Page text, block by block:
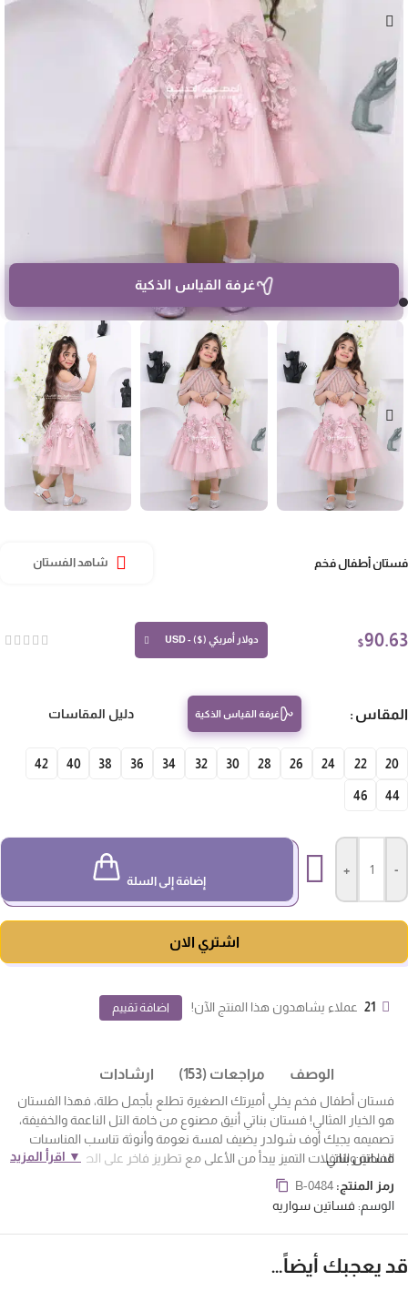
غرفة القياس الذكية
أطفال فخم شاهد الفستان
$ دولار أمريكي ($) - USD
غرفة القياس الذكية دليل المقاسات
20
22
24
26
28
30
32
34
36
38
40
42
44
46
إضافة إلى السلة
اشتري الان
21 عملاء يشاهدون هذا المنتج الآن! اضافة تقييم
الوصف مراجعات (153) ارشادات
فستان أطفال فخم يخلي أميرتك الصغيرة تطلع بأجمل طلة، فهذا الفستان
هو الخيار المثالي! فستان بناتي أنيق مصنوع من خامة التل الناعمة والخفيفة،
تصميمه يجيك أوف شولدر يضيف لمسة نعومة وأنوثة تناسب المناسبات
الخاصة والحفلات التميز يبدأ من الأعلى مع تطريز فاخر على الصدر يعطي
الفستان لمسة فخمة مميزة، وتكمل الروعة بورد ناعم وجذاب موزع على أسفل
الفستان يضفي عليه لمسة من البراءة والرقي يجمع بين الرقي والراحة، ويعتبر
من أكثر القطع اللي تبحث عنها الأمهات اليوم لأنه فعلاً يخلي الطفلة تطلع
بأناقة الأميرات
فساتين بناتي
▼ اقرأ المزيد
رمز المنتج:B-0484
الوسم:فساتين سواريه
يعجبك أيضاً…